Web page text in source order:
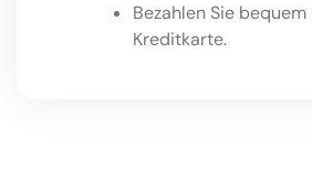
Bezahlen Sie
Kreditkarte.